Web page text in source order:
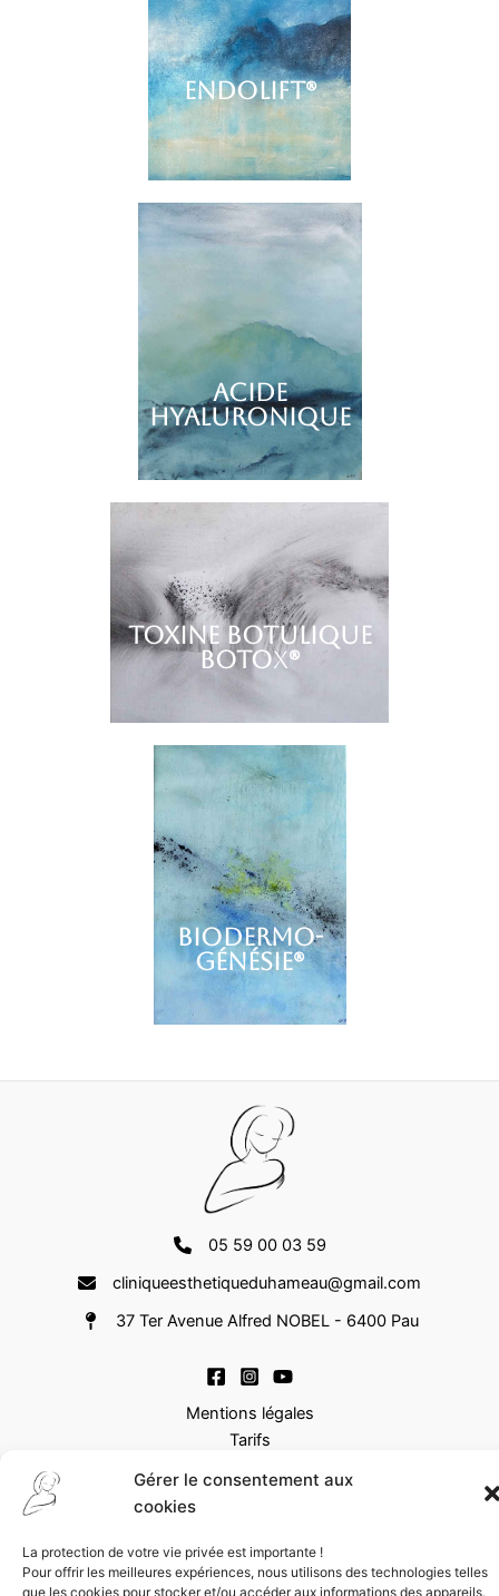
Gérer le consentement aux
cookies
La protection de votre vie privée est importante !
Pour offrir les meilleures expériences, nous utilisons des technologies telles
que les cookies pour stocker et/ou accéder aux informations des appareils.
ENDOLIFT®
ACIDE
HYALURONIQUE
TOXINE BOTULIQUE
BOTOX®
Biodermo-
génésie®
05 59 00 03 59
cliniqueesthetiqueduhameau@gmail.com
37 Ter Avenue Alfred NOBEL - 6400 Pau
Mentions légales
Tarifs
Copyright © 2026 Clinique Dermo Esthétique du Hameau | Tous
droits réservés | Illustrations
Jean-Pierre Poisson
réalisation Show Off